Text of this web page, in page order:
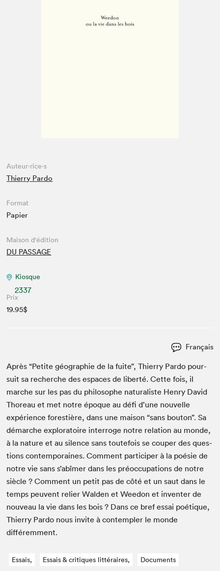
Auteur·rice·s
Thierry Pardo
Format
Papier
Maison d'édition
DU PASSAGE
Kiosque
2337
Prix
19.95$
Français
Après“Petite géo­gra­phie de la fuite”, Thier­ry Par­do pour­
suit sa recherche des espaces de lib­erté. Cette fois, il
marche sur les pas du philosophe nat­u­ral­iste Hen­ry David
Thore­au et met notre époque au défi d’une nou­velle
expéri­ence forestière, dans une mai­son“sans bou­ton”. Sa
démarche exploratoire inter­roge notre rela­tion au monde,
à la nature et au silence sans toute­fois se couper des ques­
tions con­tem­po­raines. Com­ment par­ticiper à la poésie de
notre vie sans s’abîmer dans les préoc­cu­pa­tions de notre
siè­cle ? Com­ment un petit pas de côté et un saut dans le
temps peu­vent reli­er Walden et Wee­don et inven­ter de
nou­veau la vie dans les bois ? Dans ce bref essai poé­tique,
Thier­ry Par­do nous invite à con­tem­pler le monde
différemment.
Essais, Essais & critiques littéraires, Documents